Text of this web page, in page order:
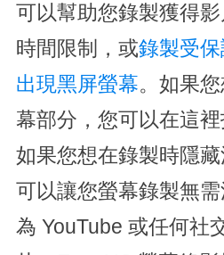
可以幫助您錄製獲得
時間限制，或錄製受
出現黑屏螢幕。如果
幕部分，您可以在這裡
如果您想在錄製時隱
可以讓您螢幕錄製無
為 YouTube 或任何社